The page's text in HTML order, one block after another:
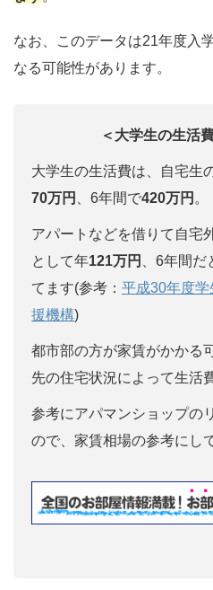
なお、このデータは21年度入
なる可能性があります。
＜大学生の生活
大学生の生活費は、自宅生
70万円
、6年間で420万円 。
アパートなどを借りて自宅
として年121万円 、6年間だ
てます(参考： 平成30年度
援機構)
都市部の方が家賃がかかる
先の住宅状況によって生活
参考にアパマンショップの
ので、家賃相場の参考にし